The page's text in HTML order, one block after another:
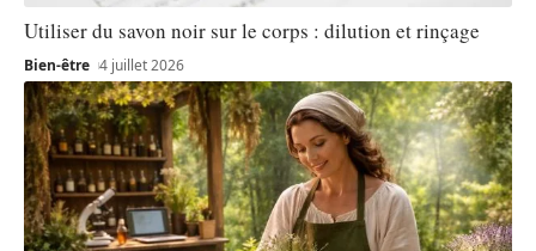
Utiliser du savon noir sur le corps : dilution et rinçage
Bien-être 4 juillet 2026